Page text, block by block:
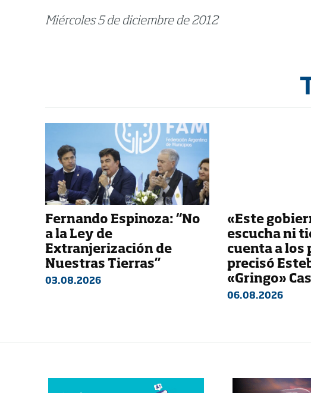
Miércoles 5 de diciembre de 2012
Fernando Espinoza: “No
a la Ley de
Extranjerización de
Nuestras Tierras”
03.08.2026
«Este
escucha ni
cuenta a los
precisó
«Gringo»
06.08.2026